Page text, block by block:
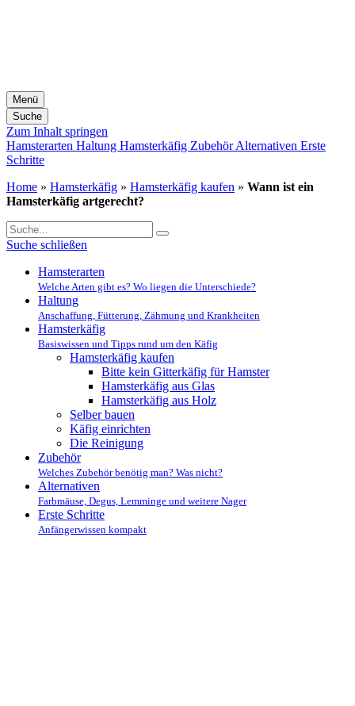
Menü
Suche
Zum Inhalt springen
Hamsterarten Haltung Hamsterkäfig ZubehörAlternativen Erste
Schritte
Home » Hamsterkäfig » Hamsterkäfig kaufen » Wann ist ein
Hamsterkäfig artgerecht?
Suche schließen
Hamsterarten
Welche Arten gibt es? Wo liegen die Unterschiede?
Haltung
Anschaffung, Fütterung, Zähmung und Krankheiten
Hamsterkäfig
Basiswissen und Tipps rund um den Käfig
Hamsterkäfig kaufen
Bitte kein Gitterkäfig für Hamster
Hamsterkäfig aus Glas
Hamsterkäfig aus Holz
Selber bauen
Käfig einrichten
Die Reinigung
Zubehör
Welches Zubehör benötig man? Was nicht?
Alternativen
Farbmäuse, Degus, Lemminge und weitere Nager
Erste Schritte
Anfängerwissen kompakt